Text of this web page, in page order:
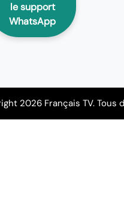
le support
WhatsApp
2026 Français TV. Tous